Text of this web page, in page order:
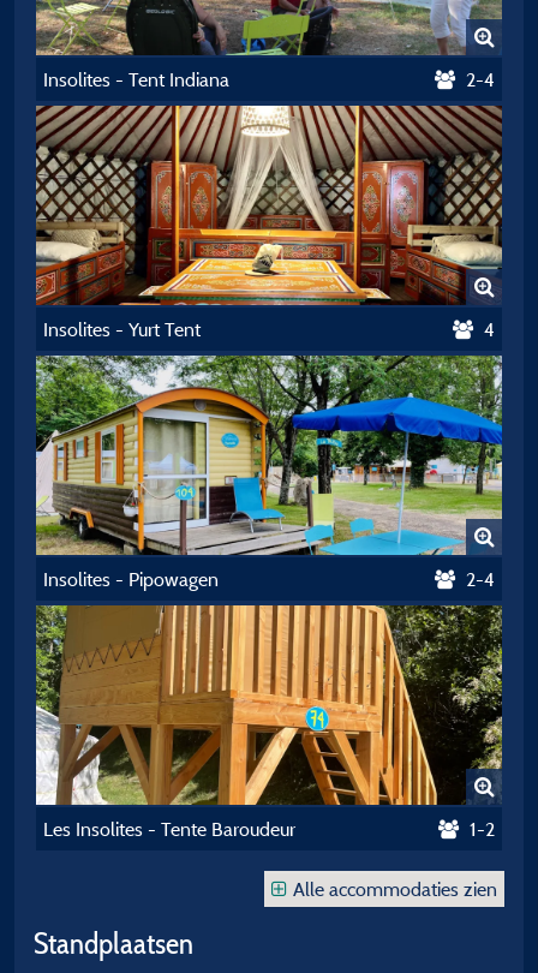
Insolites - Tent Indiana 2-4
Insolites - Yurt Tent 4
Insolites - Pipowagen 2-4
Les Insolites - Tente Baroudeur 1-2
Alle accommodaties zien
Standplaatsen